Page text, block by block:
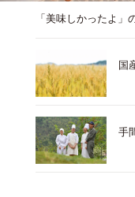
「美味しかったよ」
国
手